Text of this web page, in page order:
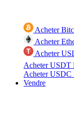
Acheter
Acheter
Acheter
Acheter USDT
Acheter USDC
Vendre